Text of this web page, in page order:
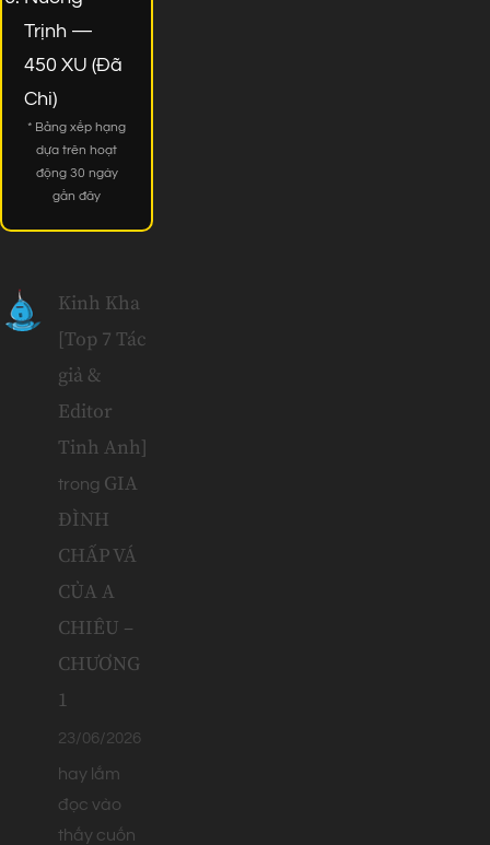
Trịnh —
450 XU (Đã
Chi)
* Bảng xếp hạng
dựa trên hoạt
động 30 ngày
gần đây
Kinh Kha
[Top 7 Tác
giả &
Editor
Tinh Anh]
trong GIA
ĐÌNH
CHẤP VÁ
CỦA A
CHIÊU –
CHƯƠNG
1
23/06/2026
hay lắm
đọc vào
thấy cuốn